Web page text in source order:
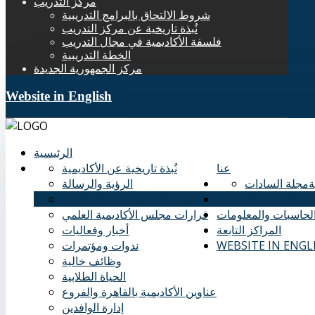
شروط الالتحاق بالبرامج التدريبية
نُبذة تاريخية عن مركز التدريب
فلسفة الأكاديمية في مجال التدريب
الخطة التدريبية
مركز الجمهورية الجديدة
Website in English
الرئيسية
عنا
نُبذة تاريخية عن الأكاديمية
الرؤية والرسالة
قرارات مجلس الأكاديمية العلمي
أخبار وفعاليات
ندوات ومؤتمرات
وظائف خالية
الحياة الطلابية
عناوين الأكاديمية بالقاهرة والفروع
إدارة الوافدين
مجلة السادات
والمعلومات
المراكز التابعة
WEBSITE IN